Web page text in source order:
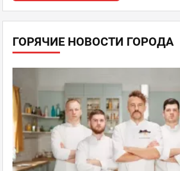
ГОРЯЧИЕ НОВОСТИ ГОРОДА